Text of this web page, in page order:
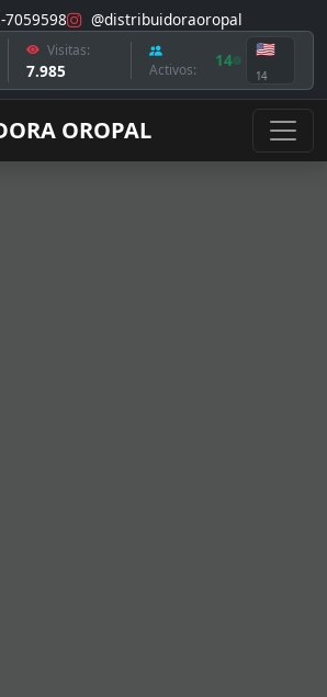
7059598 @distribuidoraoropal
Visitas:
7.985 Activos: 14
🇺🇸
14
OROPAL